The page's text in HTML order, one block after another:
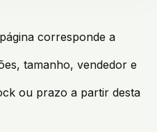
corresponde a
tamanho, vendedor e
ou prazo a partir desta